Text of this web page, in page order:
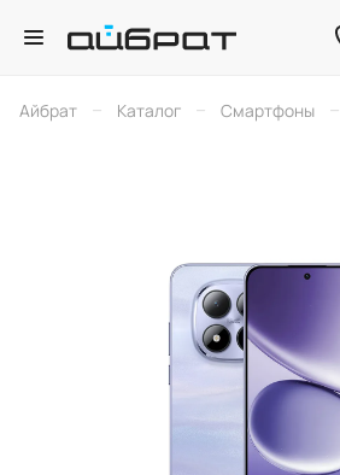
Айбрат – Каталог – Смартфоны –